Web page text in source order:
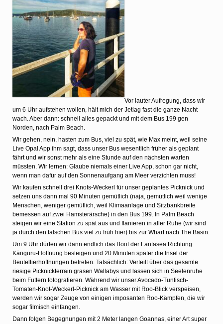
Vor lauter Aufregung, dass wir
um 6 Uhr aufstehen wollen, hält mich der Jetlag fast die ganze Nacht
wach. Aber dann: schnell alles gepackt und mit dem Bus 199 gen
Norden, nach Palm Beach.
Wir gehen, nein, hasten zum Bus, viel zu spät, wie Max meint, weil seine
Live Opal App ihm sagt, dass unser Bus wesentlich früher als geplant
fährt und wir sonst mehr als eine Stunde auf den nächsten warten
müssten. Wir lernen: Glaube niemals einer Live App, schon gar nicht,
wenn man dafür auf den Sonnenaufgang am Meer verzichten muss!
Wir kaufen schnell drei Knots-Weckerl für unser geplantes Picknick und
setzen uns dann mal 90 Minuten gemütlich (naja, gemütlich weil wenige
Menschen, weniger gemütlich, weil Klimaanlage und Sitzbankbreite
bemessen auf zwei Hamsterärsche) in den Bus 199. In Palm Beach
steigen wir eine Station zu spät aus und flanieren in aller Ruhe (wir sind
ja durch den falschen Bus viel zu früh hier) bis zur Wharf nach The Basin.
Um 9 Uhr dürfen wir dann endlich das Boot der Fantasea Richtung
Känguru-Hoffnung besteigen und 20 Minuten später die Insel der
Beuteltierhoffnungen betreten. Tatsächlich: Verteilt über das gesamte
riesige Picknickterrain grasen Wallabys und lassen sich in Seelenruhe
beim Futtern fotografieren. Während wir unser Avocado-Tunfisch-
Tomaten-Knot-Weckerl-Picknick am Wasser mit Roo-Blick verspeisen,
werden wir sogar Zeuge von einigen imposanten Roo-Kämpfen, die wir
sogar filmisch einfangen.
Dann folgen Begegnungen mit 2 Meter langen Goannas, einer Art super